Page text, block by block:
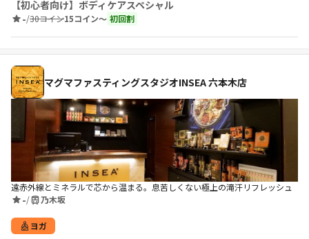
【初心者向け】ボディケアスペシャル
-/30コイン15コイン〜 初回割
マグマファスティングスタジオINSEA 六本木店
遠赤外線とミネラルで芯から温まる。息苦しくない極上の滝汗リフレッシュ
-/ 乃木坂
ヨガ